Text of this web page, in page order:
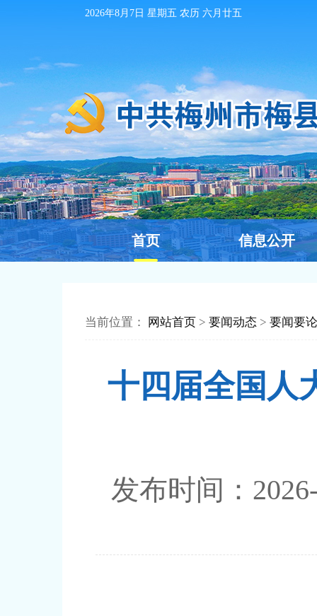
2026年8月7日 星期五 农历 六月廿五
首页 信息公开
当前位置： 网站首页 > 要闻动态 > 要闻要论
十四届全国人
发布时间：